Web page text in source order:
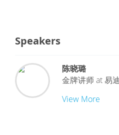
Speakers
陈晓璐
金牌讲师at易
View More